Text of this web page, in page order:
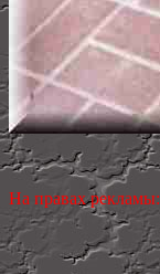
На правах рекламы: